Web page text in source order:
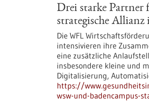
Drei starke Partner
strategische
Die WFL
intensivieren ihre
eine zusätzliche
insbesondere kleine und
Digitalisierung,
https://
wsw-und-badencampus-